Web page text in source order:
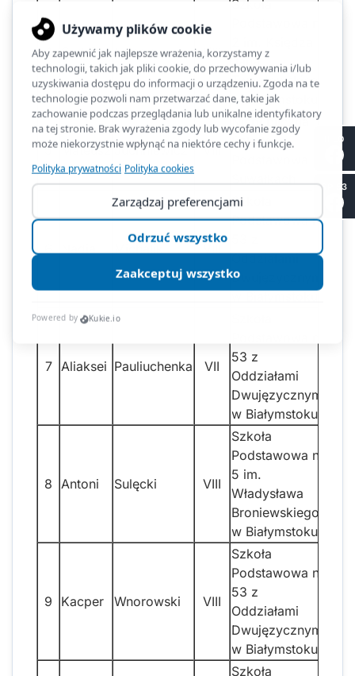
4 Serhii Ivanov VIII
Szkoła
Jana
Twardowskiego
w Białymstoku
5 Mateusz Juchniewicz VIII
Niepubliczna
Szkoła
Szkoła
Podstawowa nr
Oddziałami
Dwujęzycznymi
w Białymstoku
7 Aliaksei Pauliuchenka VII
53 z
Oddziałami
Dwujęzycznymi
w Białymstoku
8 Antoni Sulęcki VIII
Szkoła
Podstawowa nr
5 im.
Władysława
Broniewskiego
w Białymstoku
9 Kacper Wnorowski VIII
Szkoła
Podstawowa nr
53 z
Oddziałami
Dwujęzycznymi
w Białymstoku
Szkoła
II LO
SP 53